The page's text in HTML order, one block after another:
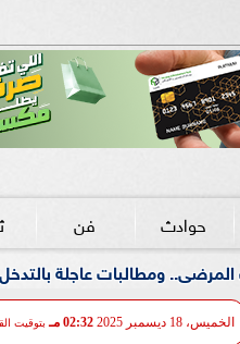
حوادث فن
بالتدخل لحماية الأطفال
الخميس، 18 ديسمبر 2025 02:32 مـ بتوقيت